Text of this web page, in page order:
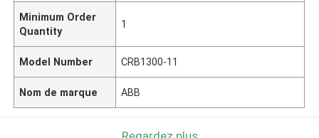
Minimum Order
Quantity
1
Model Number CRB1300-11
Nom de marque ABB